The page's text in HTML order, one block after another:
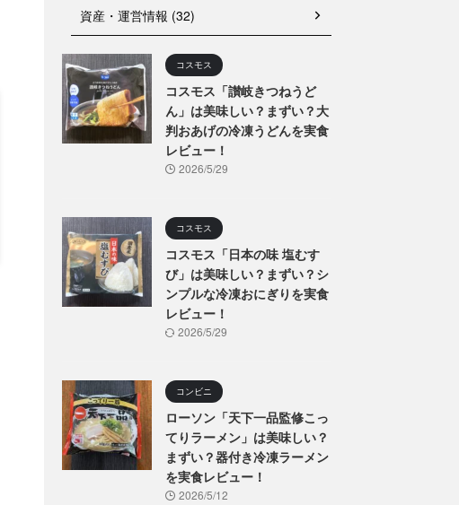
資産・運営情報 (32)
コスモス
コスモス「讃岐きつねうど
ん」は美味しい？まずい？大
判おあげの冷凍うどんを実食
レビュー！
2026/5/29
コスモス
コスモス「日本の味 塩むす
び」は美味しい？まずい？シ
ンプルな冷凍おにぎりを実食
レビュー！
2026/5/29
コンビニ
ローソン「天下一品監修こっ
てりラーメン」は美味しい？
まずい？器付き冷凍ラーメン
を実食レビュー！
2026/5/12